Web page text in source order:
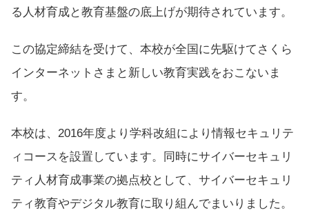
る人材育成と教育基盤の底上げが期待されています。
この協定締結を受けて、本校が全国に先駆けてさくら
インターネットさまと新しい教育実践をおこないま
す。
本校は、2016年度より学科改組により情報セキュリテ
ィコースを設置しています。同時にサイバーセキュリ
ティ人材育成事業の拠点校として、サイバーセキュリ
ティ教育やデジタル教育に取り組んでまいりました。